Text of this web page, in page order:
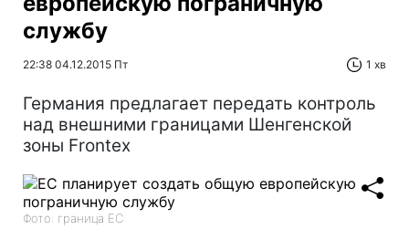
службу
22:38 04.12.2015 Пт 1 хв
Германия предлагает передать контроль
над внешними границами Шенгенской
зоны Frontex
Фото: граница ЕС